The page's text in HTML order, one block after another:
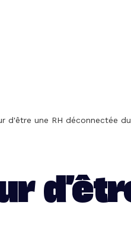
d'être une RH déconnectée